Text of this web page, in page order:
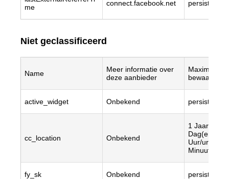
me
connect.facebook.net persistent
Niet geclassificeerd
Name
Meer informatie over
deze aanbieder
Maximale
active_widget Onbekend persistent
cc_location Onbekend
1 Jaar/
Dag(en), 23
Uur/uren, 56
Minuut/
fy_sk Onbekend persistent